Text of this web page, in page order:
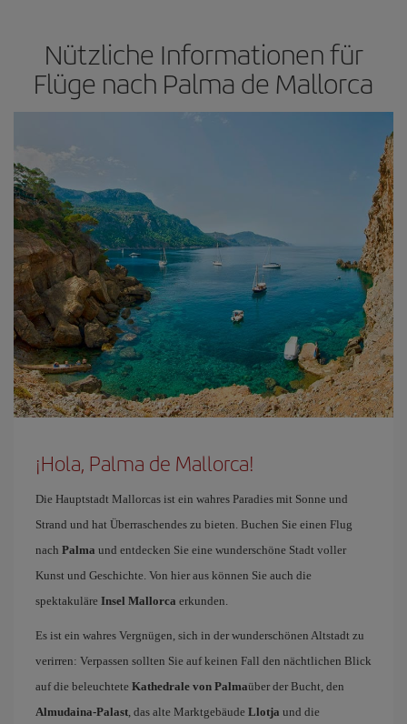
Nützliche Informationen für
Flüge nach Palma de Mallorca
¡Hola, Palma de Mallorca!
Die Hauptstadt Mallorcas ist ein wahres Paradies mit Sonne und
Strand und hat Überraschendes zu bieten. Buchen Sie einen Flug
nach Palma und entdecken Sie eine wunderschöne Stadt voller
Kunst und Geschichte. Von hier aus können Sie auch die
spektakuläre Insel Mallorca erkunden.
Es ist ein wahres Vergnügen, sich in der wunderschönen Altstadt zu
verirren: Verpassen sollten Sie auf keinen Fall den nächtlichen Blick
auf die beleuchtete Kathedrale von Palmaüber der Bucht, den
Almudaina-Palast, das alte Marktgebäude Llotja und die